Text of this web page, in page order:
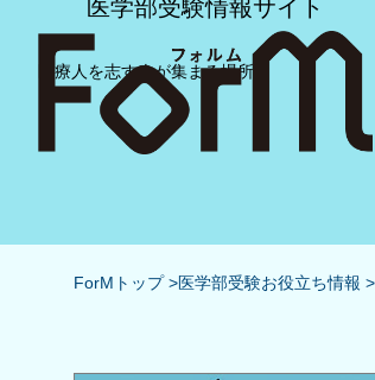
医療人を志す人が集まる場所
医学部受験情報サイト
ForMトップ 医学部受験お役立ち情報